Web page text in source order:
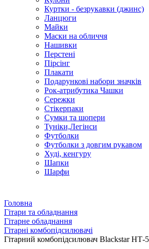
Куртки - безрукавки (джинс)
Ланцюги
Майки
Маски на обличчя
Нашивки
Перстені
Пірсінг
Плакати
Подарункові набори значків
Рок-атрибутика Чашки
Сережки
Стікерпаки
Сумки та шопери
Туніки,Легінси
Футболки
Футболки з довгим рукавом
Худі, кенгуру
Шапки
Шарфи
Головна
Гітари та обладнання
Гітарне обладнання
Гітарні комбопідсилювачі
Гітарний комбопідсилювач Blackstar НТ-